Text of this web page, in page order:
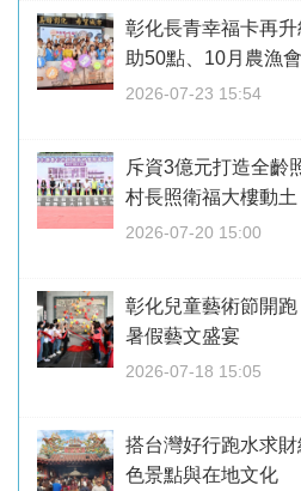
彰化長青幸福卡再
助50點、10月農漁
2026-07-23 15:54
斥資3億元打造全
村長照衛福大樓動土
2026-07-20 15:00
彰化兒童藝術節開
暑假藝文盛宴
2026-07-18 15:05
搭台灣好行跑水求
色景點與在地文化